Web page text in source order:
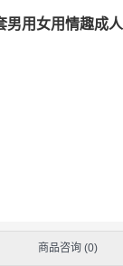
男用女用情趣成人
商品咨询 (0)